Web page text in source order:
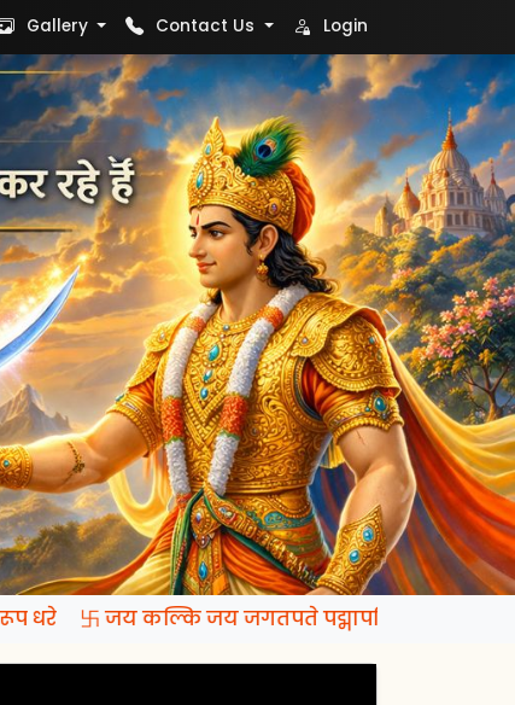
Gallery Contact Us Login
卐 जय कल्कि जय जगतपते पद्मापति जय रमापते